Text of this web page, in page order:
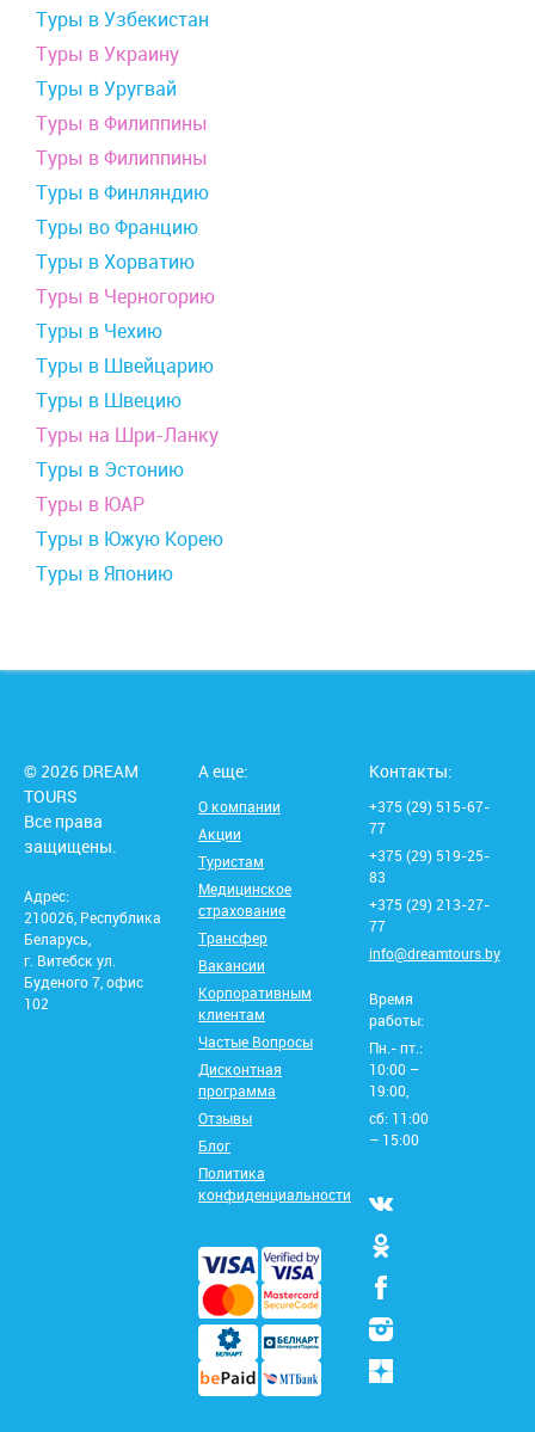
Туры в Узбекистан
Туры в Украину
Туры в Уругвай
Туры в Филиппины
Туры в Филиппины
Туры в Финляндию
Туры во Францию
Туры в Хорватию
Туры в Черногорию
Туры в Чехию
Туры в Швейцарию
Туры в Швецию
Туры на Шри-Ланку
Туры в Эстонию
Туры в ЮАР
Туры в Южую Корею
Туры в Японию
© 2026 DREAM
TOURS
Все права
защищены.
Адрес:
210026, Республика
Беларусь,
г. Витебск ул.
Буденого 7, офис
102
А еще:
О компании
Акции
Туристам
Медицинское
страхование
Трансфер
Вакансии
Корпоративным
клиентам
Частые Вопросы
Дисконтная
программа
Отзывы
Блог
Политика
конфиденциальности
Контакты:
+375 (29) 515-67-
77
+375 (29) 519-25-
83
+375 (29) 213-27-
77
info@dreamtours.by
Время
работы:
Пн.- пт.:
10:00 –
19:00,
сб: 11:00
– 15:00